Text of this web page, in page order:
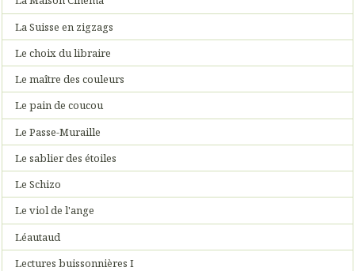
La Suisse en zigzags
Le choix du libraire
Le maître des couleurs
Le pain de coucou
Le Passe-Muraille
Le sablier des étoiles
Le Schizo
Le viol de l'ange
Léautaud
Lectures buissonnières I